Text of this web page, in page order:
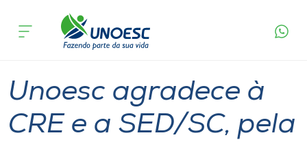
Cursos
Pesquisa
acontece
Especial
Unoesc agradece à
CRE e a SED/SC, pela